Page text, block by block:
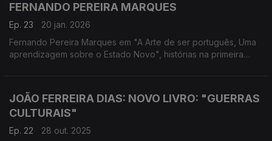
FERNANDO PEREIRA MARQUES
Ep. 23
20 jan. 2026
Fernando Pereira Marques em "A Arte de ser português, Uma
aprendizagem sobre o Estado Novo", histórias na primeira
JOÃO FERREIRA DIAS: NOVO LIVRO: "GUERRAS
CULTURAIS"
Ep. 22
28 out. 2025